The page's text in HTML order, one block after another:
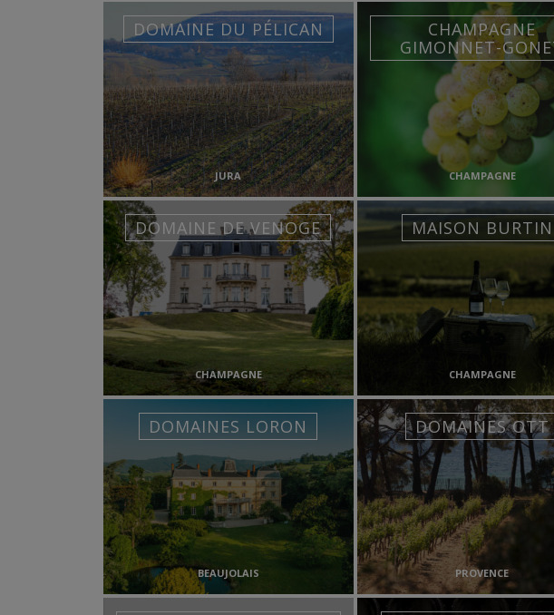
DOMAINE DU PÉLICAN
JURA
CHAMPAGNE
GIMONNET-
CHAMPAGNE
DOMAINE DE VENOGE
CHAMPAGNE
MAISON BURTIN
CHAMPAGNE
DOMAINES LORON
BEAUJOLAIS
DOMAINES OTT
PROVENCE